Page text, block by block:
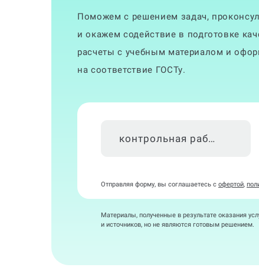
Поможем с решением задач,
и окажем содействие в подготовке
расчеты с учебным материалом и
на соответствие ГОСТу.
контрольная работа
Отправляя форму, вы соглашаетесь с офертой,
Материалы, полученные в результате оказания
и источников, но не являются готовым решением.